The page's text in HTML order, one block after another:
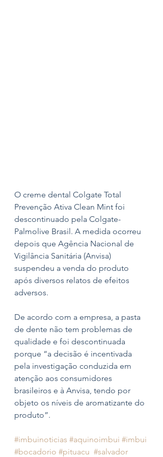
O creme dental Colgate Total
Prevenção Ativa Clean Mint foi
descontinuado pela Colgate-
Palmolive Brasil. A medida ocorreu
depois que Agência Nacional de
Vigilância Sanitária (Anvisa)
suspendeu a venda do produto
após diversos relatos de efeitos
adversos.
De acordo com a empresa, a pasta
de dente não tem problemas de
qualidade e foi descontinuada
porque “a decisão é incentivada
pela investigação conduzida em
atenção aos consumidores
brasileiros e à Anvisa, tendo por
objeto os níveis de aromatizante do
produto”.
#imbuinoticias #aquinoimbui #imbui
#bocadorio #pituacu #salvador